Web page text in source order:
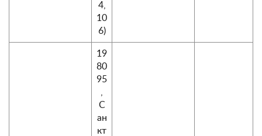
4,
10
6)
19
80
95
С
ан
кт